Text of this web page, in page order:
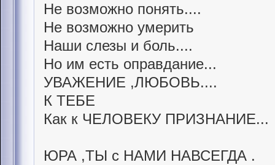
Не возможно понять....
Не возможно умерить
Наши слезы и боль....
Но им есть оправдание...
УВАЖЕНИЕ ,ЛЮБОВЬ....
К ТЕБЕ
Как к ЧЕЛОВЕКУ ПРИЗНАНИЕ...
ЮРА ,ТЫ с НАМИ НАВСЕГДА .